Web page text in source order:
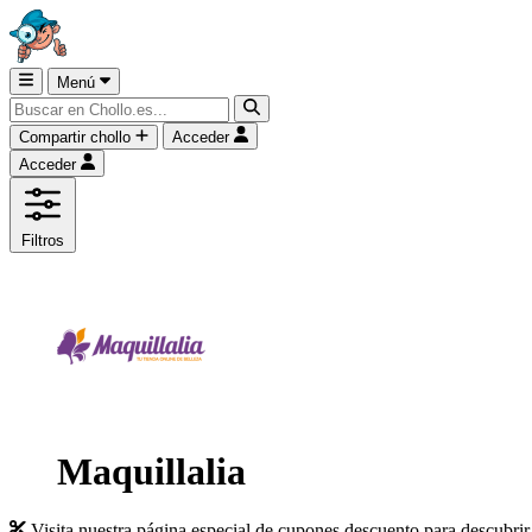
Menú
Compartir chollo
Acceder
Acceder
Filtros
Maquillalia